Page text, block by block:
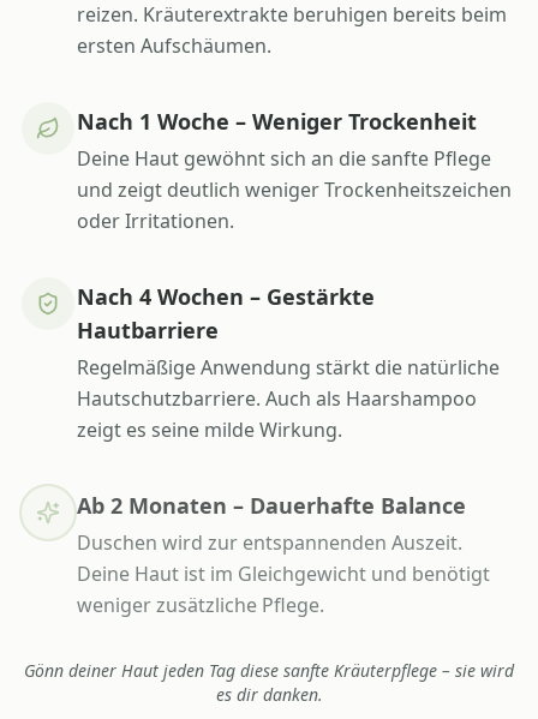
reizen. Kräuterextrakte beruhigen bereits beim
ersten Aufschäumen.
Nach 1 Woche – Weniger Trockenheit
Deine Haut gewöhnt sich an die sanfte Pflege
und zeigt deutlich weniger Trockenheitszeichen
oder Irritationen.
Nach 4 Wochen – Gestärkte
Hautbarriere
Regelmäßige Anwendung stärkt die natürliche
Hautschutzbarriere. Auch als Haarshampoo
zeigt es seine milde Wirkung.
Ab 2 Monaten – Dauerhafte Balance
Duschen wird zur entspannenden Auszeit.
Deine Haut ist im Gleichgewicht und benötigt
weniger zusätzliche Pflege.
Gönn deiner Haut jeden Tag diese sanfte Kräuterpflege – sie wird
es dir danken.